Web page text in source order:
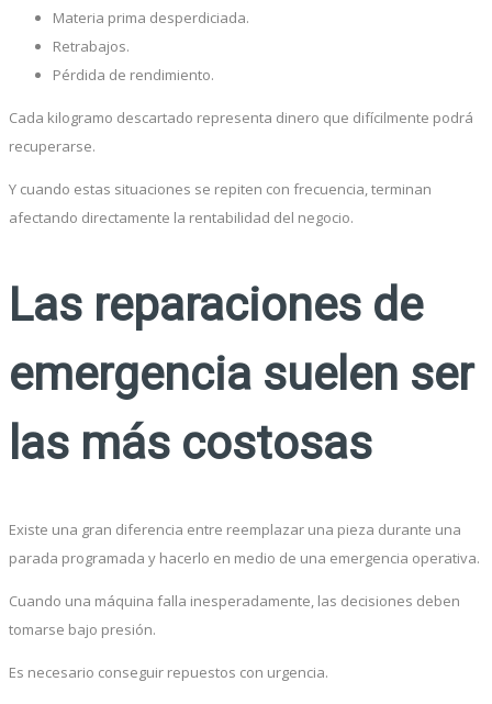
Materia prima desperdiciada.
Retrabajos.
Pérdida de rendimiento.
Cada kilogramo descartado representa dinero que difícilmente podrá
recuperarse.
Y cuando estas situaciones se repiten con frecuencia, terminan
afectando directamente la rentabilidad del negocio.
Las reparaciones de
emergencia suelen ser
las más costosas
Existe una gran diferencia entre reemplazar una pieza durante una
parada programada y hacerlo en medio de una emergencia operativa.
Cuando una máquina falla inesperadamente, las decisiones deben
tomarse bajo presión.
Es necesario conseguir repuestos con urgencia.